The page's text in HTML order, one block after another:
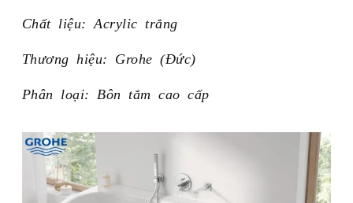
Chất liệu: Acrylic trắng
Thương hiệu: Grohe (Đức)
Phân loại: Bôn tắm cao cấp